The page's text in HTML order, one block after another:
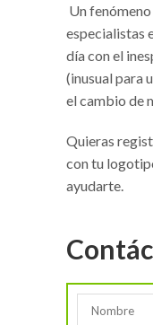
Un
especialistas
día con el
(inusual para
el cambio de
Quieras
con tu
ayudarte.